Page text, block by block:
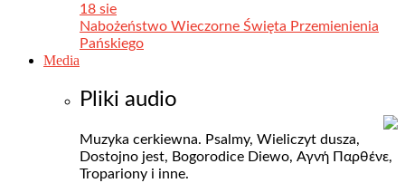
18 sie
Nabożeństwo Wieczorne Święta Przemienienia
Pańskiego
Media
Pliki audio
Muzyka cerkiewna. Psalmy, Wieliczyt dusza,
Dostojno jest, Bogorodice Diewo, Αγνή Пαρθένε,
Tropariony i inne.